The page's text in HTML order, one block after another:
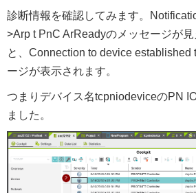
診断情報を確認してみます。
>Arp t PnC ArReadyのメッセージが
と、Connection to device established
ージが表示されます。
つまりデバイス名tcpniodeviceのPN
ました。